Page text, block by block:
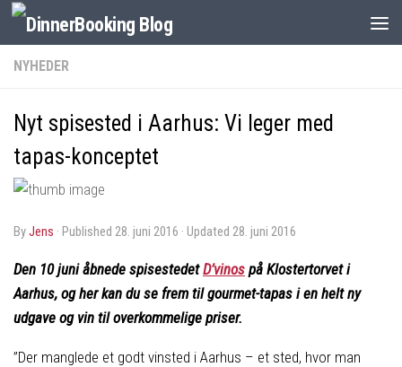
NYHEDER
Nyt spisested i Aarhus: Vi leger med
tapas-konceptet
byJens · Published 28. juni 2016 · Updated 28. juni 2016
Den 10 juni åbnede spisestedetD’vinos på Klostertorvet i
Aarhus, og her kan du se frem til gourmet-tapas i en helt ny
udgave og vin til overkommelige priser.
”Der manglede et godt vinsted i Aarhus – et sted, hvor man